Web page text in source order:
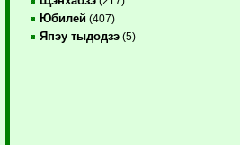
Юбилей (407)
Япэу тыдодзэ (5)